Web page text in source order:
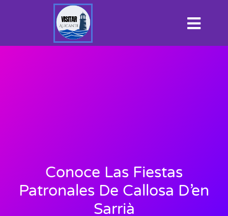
Conoce Las Fiestas
Patronales De Callosa D’en
Sarrià